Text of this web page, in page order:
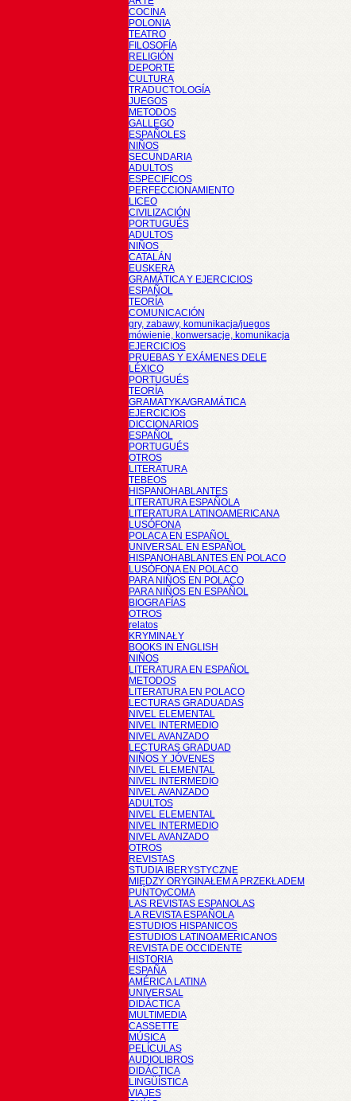
COCINA
POLONIA
TEATRO
FILOSOFÍA
RELIGIÓN
DEPORTE
CULTURA
TRADUCTOLOGÍA
JUEGOS
METODOS
GALLEGO
ESPAÑOLES
NIÑOS
SECUNDARIA
ADULTOS
ESPECIFICOS
PERFECCIONAMIENTO
LICEO
CIVILIZACIÓN
PORTUGUÉS
ADULTOS
NIÑOS
CATALÁN
EUSKERA
GRAMÁTICA Y EJERCICIOS
ESPAÑOL
TEORÍA
COMUNICACIÓN
gry, zabawy, komunikacja/juegos
mówienie, konwersacje, komunikacja
EJERCICIOS
PRUEBAS Y EXÁMENES DELE
LÉXICO
PORTUGUÉS
TEORÍA
GRAMATYKA/GRAMÁTICA
EJERCICIOS
DICCIONARIOS
ESPAÑOL
PORTUGUÉS
OTROS
LITERATURA
TEBEOS
HISPANOHABLANTES
LITERATURA ESPAÑOLA
LITERATURA LATINOAMERICANA
LUSÓFONA
POLACA EN ESPAÑOL
UNIVERSAL EN ESPAÑOL
HISPANOHABLANTES EN POLACO
LUSÓFONA EN POLACO
PARA NIÑOS EN POLACO
PARA NIÑOS EN ESPAÑOL
BIOGRAFÍAS
OTROS
relatos
KRYMINAŁY
BOOKS IN ENGLISH
NIÑOS
LITERATURA EN ESPAÑOL
METODOS
LITERATURA EN POLACO
LECTURAS GRADUADAS
NIVEL ELEMENTAL
NIVEL INTERMEDIO
NIVEL AVANZADO
LECTURAS GRADUAD
NIÑOS Y JÓVENES
NIVEL ELEMENTAL
NIVEL INTERMEDIO
NIVEL AVANZADO
ADULTOS
NIVEL ELEMENTAL
NIVEL INTERMEDIO
NIVEL AVANZADO
OTROS
REVISTAS
STUDIA IBERYSTYCZNE
MIĘDZY ORYGINAŁEM A PRZEKŁADEM
PUNTOyCOMA
LAS REVISTAS ESPANOLAS
LA REVISTA ESPAÑOLA
ESTUDIOS HISPANICOS
ESTUDIOS LATINOAMERICANOS
REVISTA DE OCCIDENTE
HISTORIA
ESPAÑA
AMÉRICA LATINA
UNIVERSAL
DIDÁCTICA
MULTIMEDIA
CASSETTE
MÚSICA
PELÍCULAS
AUDIOLIBROS
DIDÁCTICA
LINGÜÍSTICA
VIAJES